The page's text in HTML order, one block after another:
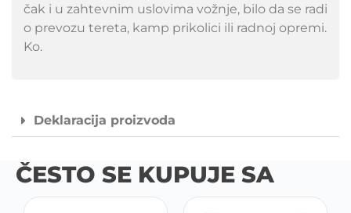
čak i u zahtevnim uslovima vožnje, bilo da se radi
o prevozu tereta, kamp prikolici ili radnoj opremi.
Ko.
Deklaracija proizvoda
ČESTO SE KUPUJE SA